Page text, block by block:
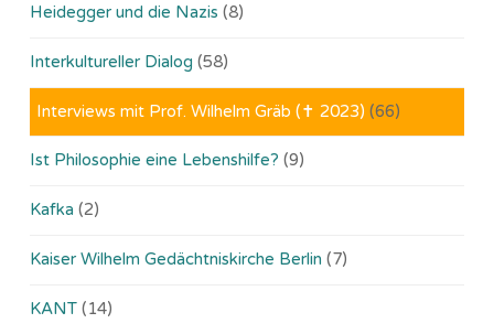
Heidegger und die Nazis (8)
Interkultureller Dialog (58)
Interviews mit Prof. Wilhelm Gräb (✝ 2023) (66)
Ist Philosophie eine Lebenshilfe? (9)
Kafka (2)
Kaiser Wilhelm Gedächtniskirche Berlin (7)
KANT (14)